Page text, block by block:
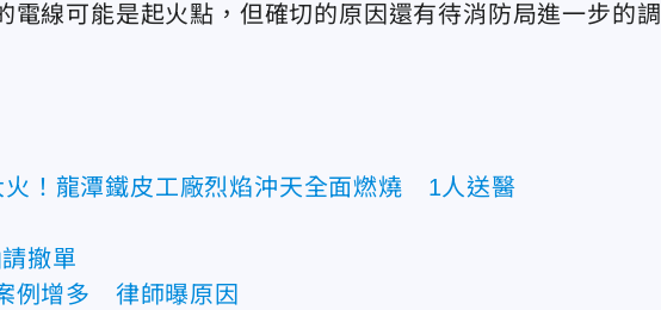
電線可能是起火點，但確切的原因還有待消防局進一步的調
火！龍潭鐵皮工廠烈焰沖天全面燃燒 1人送醫
撤單
例增多 律師曝原因